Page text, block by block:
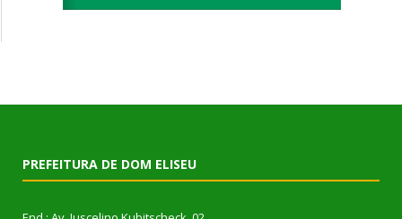
PREFEITURA DE DOM ELISEU